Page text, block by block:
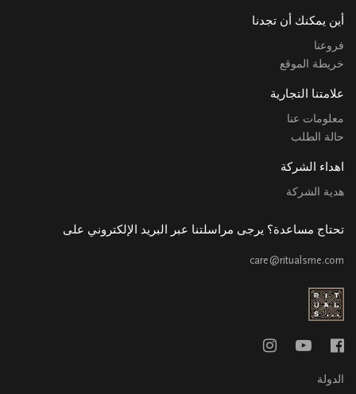
أين يمكنك أن تجدنا
فروعنا
خريطة الموقع
علامتنا التجارية
معلومات عنا
حالة الطلب
اهداء الشركة
هدية الشركة
تحتاج مساعدة؟ يرجى مراسلتنا عبر البريد الإلكتروني على
care@ritualsme.com
الدولة